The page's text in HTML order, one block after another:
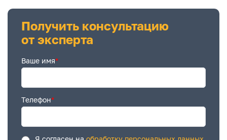
Получить консультацию
от эксперта
Ваше имя*
Телефон*